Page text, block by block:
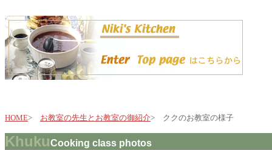
HOME> お教室の先生とお教室の御紹介> ククのお教室の様子
KhukuCooking class photos